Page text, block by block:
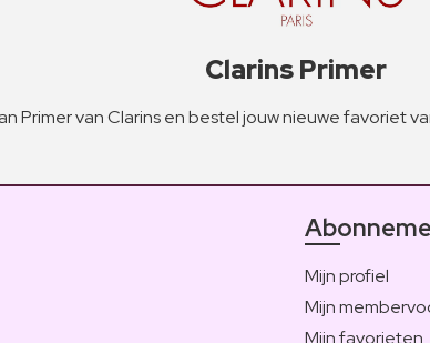
Clarins Primer
Primer van Clarins en bestel jouw nieuwe favoriet
Mijn profiel
Mijn
Mijn favorieten